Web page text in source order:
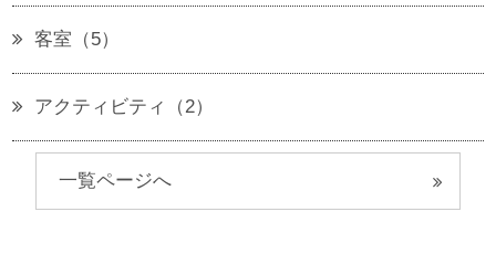
客室（5）
アクティビティ（2）
一覧ページへ